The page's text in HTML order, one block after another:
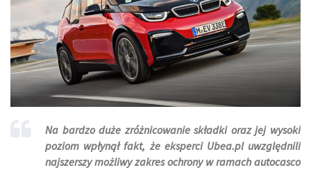
Na bardzo duże zróżnicowanie składki oraz jej wysoki
poziom wpłynął fakt, że eksperci Ubea.pl uwzględnili
najszerszy możliwy zakres ochrony w ramach autocasco